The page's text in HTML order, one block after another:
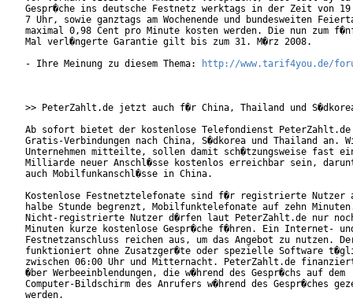
Gespr�che ins deutsche Festnetz werktags in der Zeit von
7 Uhr, sowie ganztags am Wochenende und bundesweiten
maximal 0,98 Cent pro Minute kosten werden. Die nun zum
Mal verl�ngerte Garantie gilt bis zum 31. M�rz 2008.
- Ihre Meinung zu diesem Thema:
http://www.tarif4you.de/
>> PeterZahlt.de jetzt auch f�r China, Thailand und
Ab sofort bietet der kostenlose Telefondienst PeterZahlt.de
Gratis-Verbindungen nach China, S�dkorea und Thailand an.
Unternehmen mitteilte, sollen damit sch�tzungsweise fast
Milliarde neuer Anschl�sse kostenlos erreichbar sein,
auch Mobilfunkanschl�sse in China.
Kostenlose Festnetztelefonate sind f�r registrierte Nutzer
halbe Stunde begrenzt, Mobilfunktelefonate auf zehn
Nicht-registrierte Nutzer d�rfen laut PeterZahlt.de nur
Minuten kurze kostenlose Gespr�che f�hren. Ein Internet-
Festnetzanschluss reichen aus, um das Angebot zu nutzen.
funktioniert ohne Zusatzger�te oder spezielle Software
zwischen 06:00 Uhr und Mitternacht. PeterZahlt.de
�ber Werbeeinblendungen, die w�hrend des Gespr�chs auf dem
Computer-Bildschirm des Anrufers w�hrend des Gespr�ches
werden.